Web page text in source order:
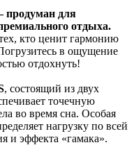
продуман для
отдыха.
кто ценит гармонию
в ощущение
отдохнуть!
, состоящий из двух
точечную
во время сна. Особая
нагрузку по всей
и эффекта «гамака».